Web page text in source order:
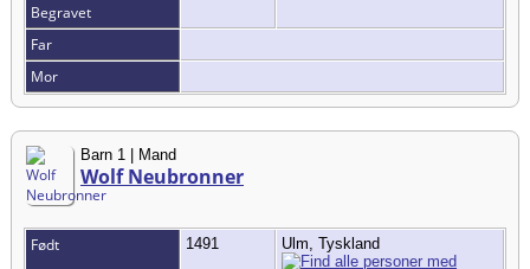
Begravet
Far
Mor
Barn 1 | Mand
Wolf Neubronner
Født 1491 Ulm, Tyskland